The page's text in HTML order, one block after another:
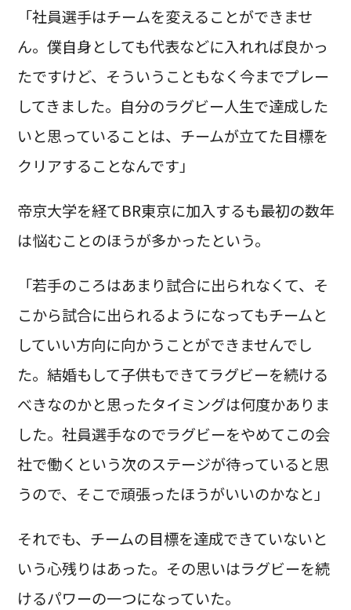
「社員選手はチームを変えることができませ
ん。僕自身としても代表などに入れれば良かっ
たですけど、そういうこともなく今までプレー
してきました。自分のラグビー人生で達成した
いと思っていることは、チームが立てた目標を
クリアすることなんです」
帝京大学を経てBR東京に加入するも最初の数年
は悩むことのほうが多かったという。
「若手のころはあまり試合に出られなくて、そ
こから試合に出られるようになってもチームと
していい方向に向かうことができませんでし
た。結婚もして子供もできてラグビーを続ける
べきなのかと思ったタイミングは何度かありま
した。社員選手なのでラグビーをやめてこの会
社で働くという次のステージが待っていると思
うので、そこで頑張ったほうがいいのかなと」
それでも、チームの目標を達成できていないと
いう心残りはあった。その思いはラグビーを続
けるパワーの一つになっていた。